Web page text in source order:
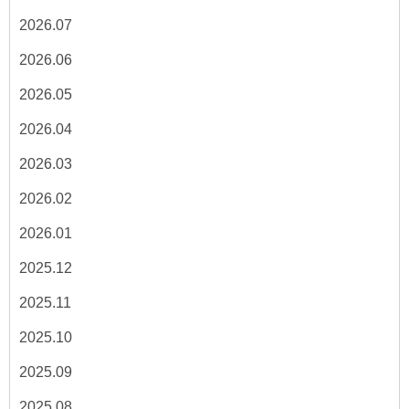
2026.07
2026.06
2026.05
2026.04
2026.03
2026.02
2026.01
2025.12
2025.11
2025.10
2025.09